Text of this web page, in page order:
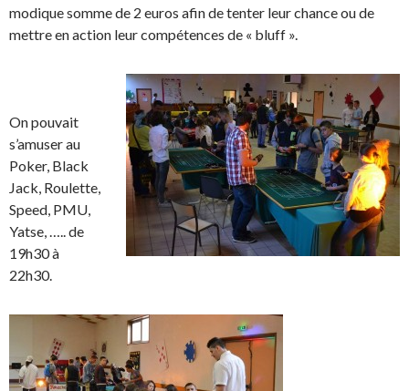
modique somme de 2 euros afin de tenter leur chance ou de
mettre en action leur compétences de « bluff ».
On pouvait
s’amuser au
Poker, Black
Jack, Roulette,
Speed, PMU,
Yatse, ….. de
19h30 à
22h30.